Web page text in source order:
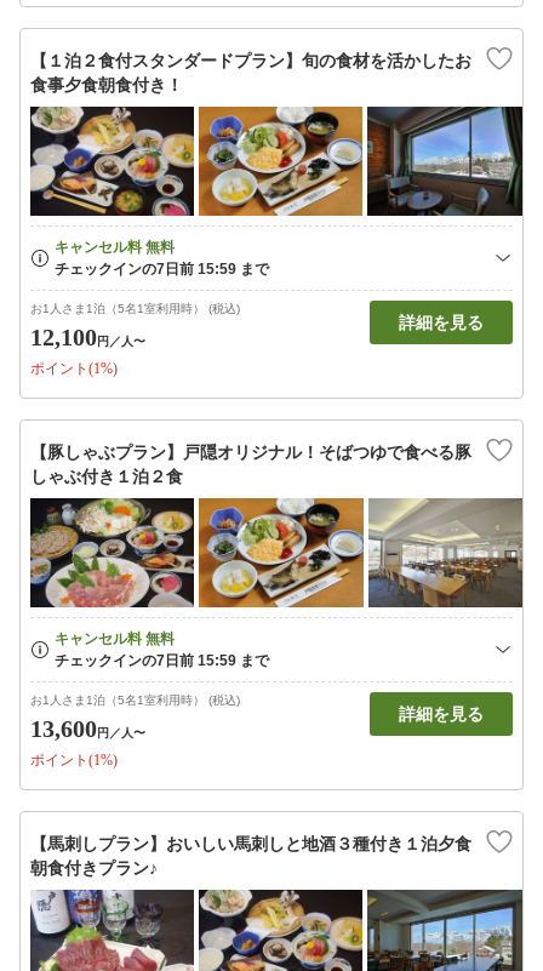
【１泊２食付スタンダードプラン】旬の食材を活かしたお
食事夕食朝食付き！
お1人さま1泊（5名1室利用時） (税込)
12,100円 ／人〜
ポイント(1%)
詳細を見る
【豚しゃぶプラン】戸隠オリジナル！そばつゆで食べる豚
しゃぶ付き１泊２食
お1人さま1泊（5名1室利用時） (税込)
13,600円 ／人〜
ポイント(1%)
詳細を見る
【馬刺しプラン】おいしい馬刺しと地酒３種付き１泊夕食
朝食付きプラン♪